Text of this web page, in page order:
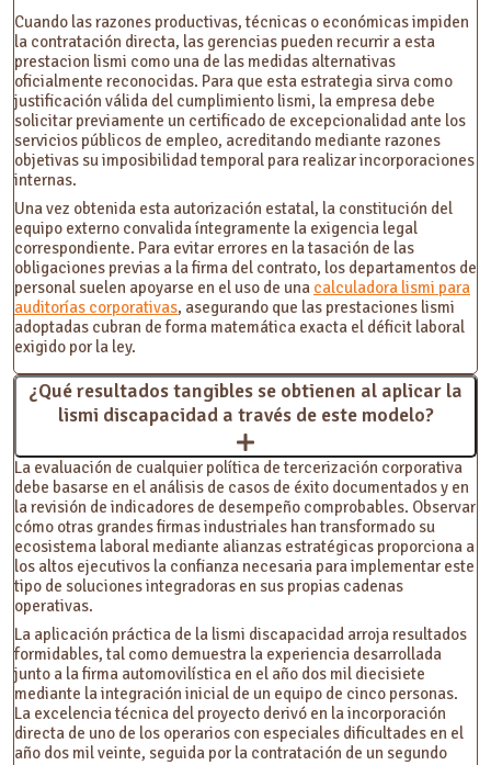
Cuando las razones productivas, técnicas o económicas impiden
la contratación directa, las gerencias pueden recurrir a esta
prestacion lismi como una de las medidas alternativas
oficialmente reconocidas. Para que esta estrategia sirva como
justificación válida del cumplimiento lismi, la empresa debe
solicitar previamente un certificado de excepcionalidad ante los
servicios públicos de empleo, acreditando mediante razones
objetivas su imposibilidad temporal para realizar incorporaciones
internas.
Una vez obtenida esta autorización estatal, la constitución del
equipo externo convalida íntegramente la exigencia legal
correspondiente. Para evitar errores en la tasación de las
obligaciones previas a la firma del contrato, los departamentos de
personal suelen apoyarse en el uso de una calculadora lismi para
auditorías corporativas, asegurando que las prestaciones lismi
adoptadas cubran de forma matemática exacta el déficit laboral
exigido por la ley.
¿Qué resultados tangibles se obtienen al aplicar la
lismi discapacidad a través de este modelo?
La evaluación de cualquier política de tercerización corporativa
debe basarse en el análisis de casos de éxito documentados y en
la revisión de indicadores de desempeño comprobables. Observar
cómo otras grandes firmas industriales han transformado su
ecosistema laboral mediante alianzas estratégicas proporciona a
los altos ejecutivos la confianza necesaria para implementar este
tipo de soluciones integradoras en sus propias cadenas
operativas.
La aplicación práctica de la lismi discapacidad arroja resultados
formidables, tal como demuestra la experiencia desarrollada
junto a la firma automovilística en el año dos mil diecisiete
mediante la integración inicial de un equipo de cinco personas.
La excelencia técnica del proyecto derivó en la incorporación
directa de uno de los operarios con especiales dificultades en el
año dos mil veinte, seguida por la contratación de un segundo